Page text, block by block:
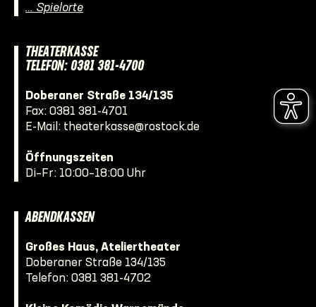
… Spielorte
THEATERKASSE
TELEFON: 0381 381-4700
Doberaner Straße 134/135
Fax: 0381 381-4701
E-Mail: theaterkasse@rostock.de
Öffnungszeiten
Di–Fr: 10:00–18:00 Uhr
ABENDKASSEN
Großes Haus, Ateliertheater
Doberaner Straße 134/135
Telefon: 0381 381-4702